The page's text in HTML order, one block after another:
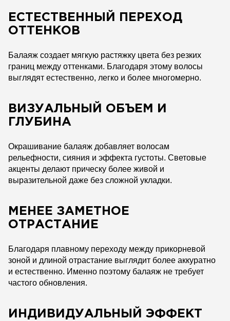
ЕСТЕСТВЕННЫЙ ПЕРЕХОД
ОТТЕНКОВ
Балаяж создает мягкую растяжку цвета без резких
границ между оттенками. Благодаря этому волосы
выглядят естественно, легко и более многомерно.
ВИЗУАЛЬНЫЙ ОБЪЕМ И
ГЛУБИНА
Окрашивание балаяж добавляет волосам
рельефности, сияния и эффекта густоты. Световые
акценты делают прическу более живой и
выразительной даже без сложной укладки.
МЕНЕЕ ЗАМЕТНОЕ
ОТРАСТАНИЕ
Благодаря плавному переходу между прикорневой
зоной и длиной отрастание выглядит более аккуратно
и естественно. Именно поэтому балаяж не требует
частого обновления.
ИНДИВИДУАЛЬНЫЙ ЭФФЕКТ